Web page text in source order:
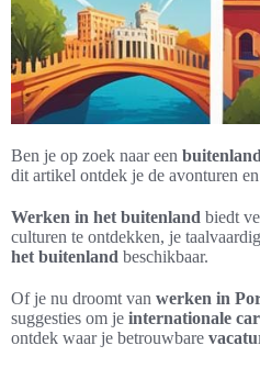
Ben je op zoek naar een
dit artikel ontdek je de avonturen
Werken in het buitenland biedt
culturen te ontdekken, je
het buitenland beschikbaar.
Of je nu droomt van werken in
suggesties om je internationale
ontdek waar je betrouwbare